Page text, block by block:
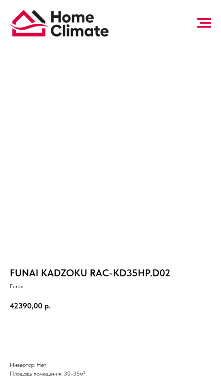
FUNAI KADZOKU RAC-KD35HP.D02
Funai
42390,00 р.
Инвертор: Нет
Площадь помещения: 30-35м²